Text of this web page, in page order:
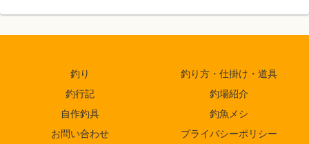
釣り
釣り方・仕掛け・道具
釣行記
釣場紹介
自作釣具
釣魚メシ
お問い合わせ
プライバシーポリシー